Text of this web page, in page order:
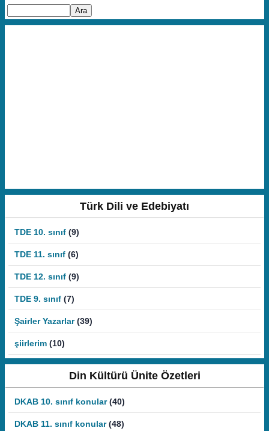
Türk Dili ve Edebiyatı
TDE 10. sınıf (9)
TDE 11. sınıf (6)
TDE 12. sınıf (9)
TDE 9. sınıf (7)
Şairler Yazarlar (39)
şiirlerim (10)
Din Kültürü Ünite Özetleri
DKAB 10. sınıf konular (40)
DKAB 11. sınıf konular (48)